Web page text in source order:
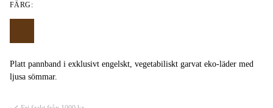
Platt pannband i exklusivt engelskt, vegetabiliskt garvat eko-läder med
ljusa sömmar.
FÄRG: